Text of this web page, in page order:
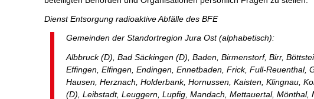
Dienst Entsorgung radioaktive Abfälle des BFE
Gemeinden der Standortregion Jura Ost (alphabetisch):
Albbruck (D), Bad Säckingen (D), Baden, Birmenstorf, Birr,
Effingen, Elfingen, Endingen, Ennetbaden, Frick, Full-Reuenthal,
Hausen, Herznach, Holderbank, Hornussen, Kaisten, Klingnau,
(D), Leibstadt, Leuggern, Lupfig, Mandach, Mettauertal, Mönthal,